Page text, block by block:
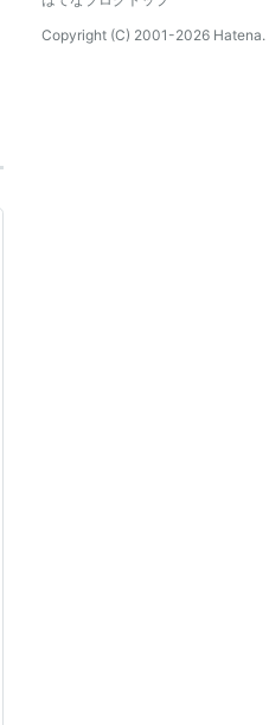
Copyright (C) 2001-2026 Hatena.